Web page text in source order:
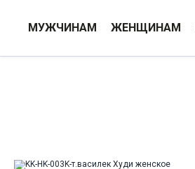
МУЖЧИНАМ ЖЕНЩИНАМ